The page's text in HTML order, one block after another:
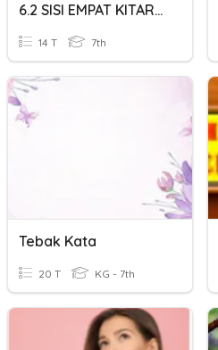
6.2 SISI EMPAT KITARAN
14 T 7th
Tebak Kata
20 T KG - 7th